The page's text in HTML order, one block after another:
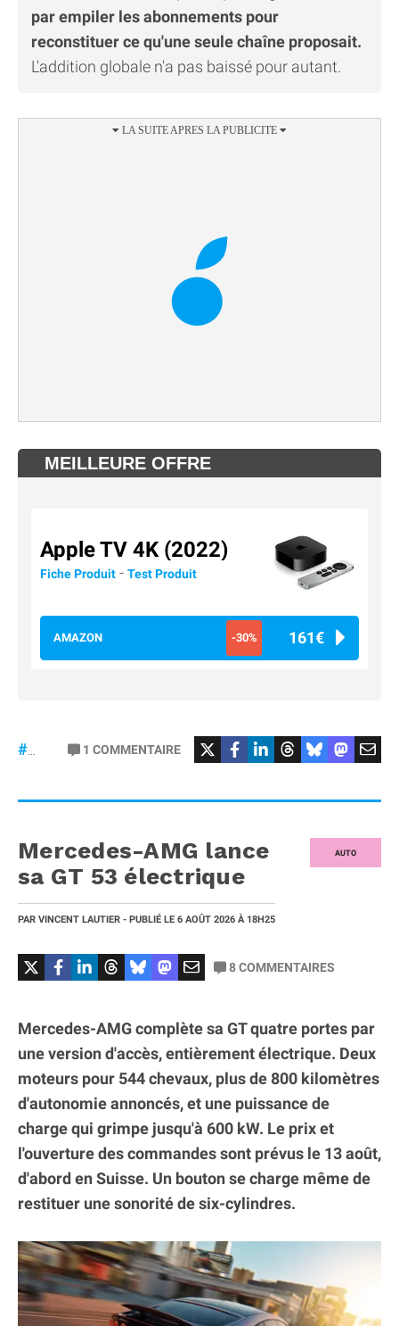
par empiler les abonnements pour
reconstituer ce qu'une seule chaîne proposait.
L'addition globale n'a pas baissé pour autant.
MEILLEURE OFFRE
Apple TV 4K (2022)
Fiche Produit - Test Produit
AMAZON -30% 161€
#Football #liga
1 COMMENTAIRE
AUTO
Mercedes-AMG lance
sa GT 53 électrique
PAR VINCENT LAUTIER - PUBLIÉ LE 6 AOÛT 2026 À 18H25
8COMMENTAIRES
Mercedes-AMG complète sa GT quatre portes par
une version d'accès, entièrement électrique. Deux
moteurs pour 544 chevaux, plus de 800 kilomètres
d'autonomie annoncés, et une puissance de
charge qui grimpe jusqu'à 600 kW. Le prix et
l'ouverture des commandes sont prévus le 13 août,
d'abord en Suisse. Un bouton se charge même de
restituer une sonorité de six-cylindres.